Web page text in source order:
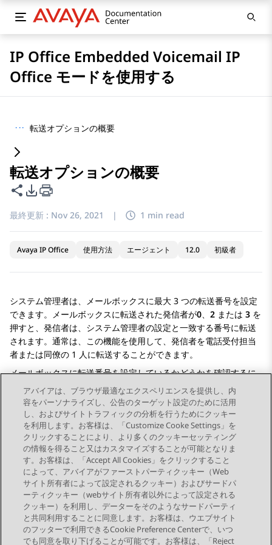
IP Office Embedded Voicemail IP
Office モードを使用する
··· 転送オプションの概要
転送オプションの概要
このページを共有
PDFエクスポートオプション
最終更新 : Nov 26, 2021 | 1 min read
Avaya IP Office 使用方法 エージェント 12.0 初級者
システム管理者は、メールボックスに最大 3 つの転送番号を設定
できます。メールボックスに転送された発信者が0、 2 または 3 を
押すと、発信者は、システム管理者の設定と一致する番号に転送
されます。通常は、この機能を使用して、発信者を電話受付担当
者または同僚の 1 人に転送することができます。
メールボックスに転送番号を設定しているかどうかを確認するに
は、システム管理者にお問い合わせください。この機能が設定さ
れている場合は、発信者に使用できるオプションを通知するた
め、メールボックスのあいさつを忘れずに変更してください。
Send Feedback
トピックナビゲーション
前のトピック 次のトピック
アバイアは、ブラウザ最適なエクスペリエンスを提供し、内
容をパーソナライズし、公告のターゲット設定のために活用
し、およびサイトトラフィックの分析を行うためにクッキー
を利用します。お客様は、「Customize Cooke Settings」を
クリックすることにより、より多くのクッキーセッティング
の情報を得ること又はカスタマイズすることが可能となりま
す。お客様は、「Accept All Cookies」をクリックすること
によって、アバイアがファーストパーティクッキー（Web
サイト所有者によって設定されるクッキー）およびサードパ
ーティクッキー（webサイト所有者以外によって設定される
クッキー）を利用し、データーをそのようなサードパーティ
と共同利用することに同意します。お客様は、ウエブサイト
のフッターで利用できるCookie Preference Centerで、いつ
でも同意を取り下げることが可能です。お客様は、「Reject